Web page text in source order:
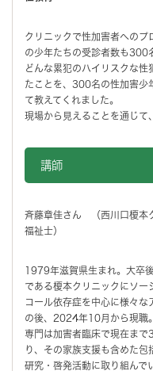
クリニックで性加害者への
の少年たちの受診者数も300
どんな累犯のハイリスクな性
たことを、300名の性加害少
て教えてくれました。
現場から見えることを通じて
講師
斉藤章佳さん （西川口榎本
福祉士）
1979年滋賀県生まれ。大卒
である榎本クリニックにソー
コール依存症を中心に様々な
の後、2024年10月から現職。
専門は加害者臨床で現在ま
り、その家族支援も含めた包
研究・啓発活動に取り組んで